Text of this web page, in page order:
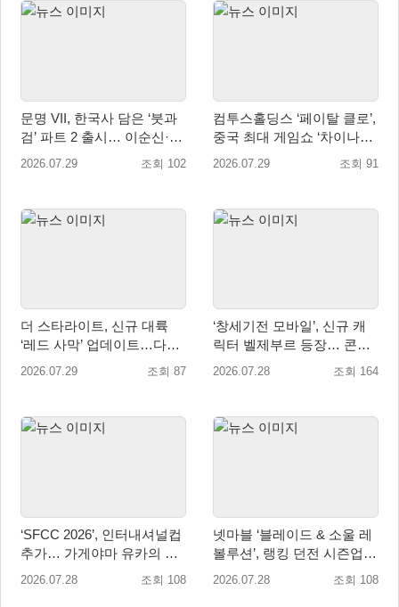
문명 VII, 한국사 담은 ‘붓과
검’ 파트 2 출시… 이순신·고
려·조선 추가
2026.07.29 조회 102
컴투스홀딩스 ‘페이탈 클로’,
중국 최대 게임쇼 ‘차이나조
이 2026’ 참가
2026.07.29 조회 91
더 스타라이트, 신규 대륙
‘레드 사막’ 업데이트…다섯
번째 대륙 개방
2026.07.29 조회 87
‘창세기전 모바일’, 신규 캐
릭터 벨제부르 등장… 콘텐
츠 업데이트 실시
2026.07.28 조회 164
‘SFCC 2026’, 인터내셔널컵
추가… 가게야마 유카의 특
별 훈련 카드 등장!
2026.07.28 조회 108
넷마블 ‘블레이드 & 소울 레
볼루션’, 랭킹 던전 시즌업
업데이트 실시
2026.07.28 조회 108